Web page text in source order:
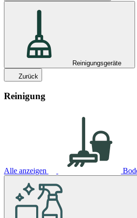
Reinigungsgeräte
Zurück
Reinigung
Alle anzeigen